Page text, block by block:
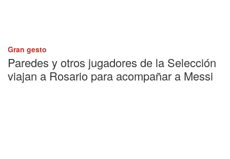
Gran gesto
Paredes y otros jugadores de la Selección
viajan a Rosario para acompañar a Messi